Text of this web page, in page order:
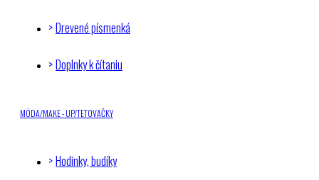
Drevené písmenká
Doplnky k čítaniu
MÓDA/MAKE - UP/TETOVAČKY
Hodinky, budíky